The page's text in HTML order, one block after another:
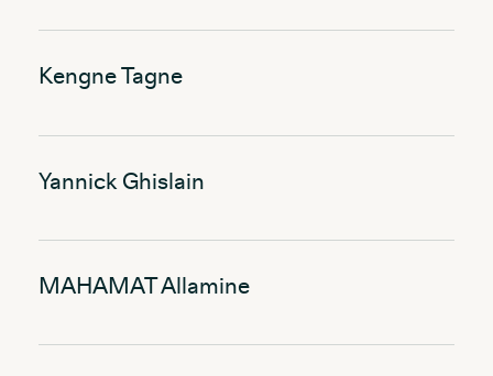
Kengne Tagne
Yannick Ghislain
MAHAMAT Allamine